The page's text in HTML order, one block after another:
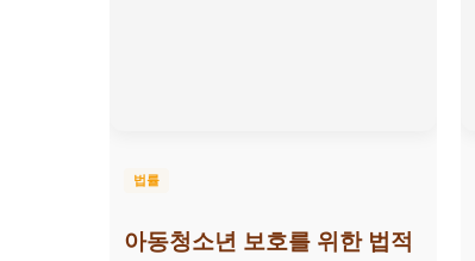
법률
아동청소년 보호를 위한 법적